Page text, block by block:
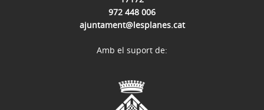
972 448 006
ajuntament@lesplanes.cat
Amb el suport de: